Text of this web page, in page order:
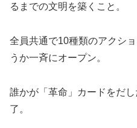
るまでの文明を築くこと。
全員共通で10種類のアクシ
うか一斉にオープン。
誰かが「革命」カードをだ
了。